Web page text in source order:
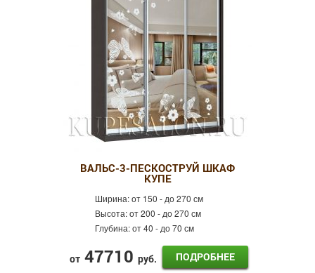
ВАЛЬС-3-ПЕСКОСТРУЙ ШКАФ
КУПЕ
Ширина:от 150 - до 270 см
Высота:от 200 - до 270 см
Глубина:от 40 - до 70 см
от 47710 руб. ПОДРОБНЕЕ